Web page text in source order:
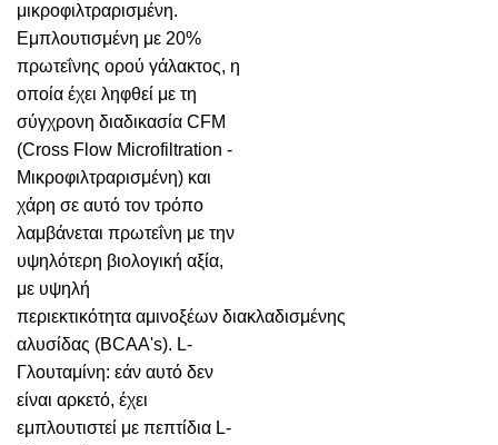
μικροφιλτραρισμένη.
Εμπλουτισμένη με 20%
πρωτεΐνης ορού γάλακτος, η
οποία έχει ληφθεί με τη
σύγχρονη διαδικασία CFM
(Cross Flow Microfiltration -
Μικροφιλτραρισμένη) και
χάρη σε αυτό τον τρόπο
λαμβάνεται πρωτεΐνη με την
υψηλότερη βιολογική αξία,
με υψηλή
περιεκτικότητα αμινοξέων διακλαδισμένης
αλυσίδας (BCAA's). L-
Γλουταμίνη: εάν αυτό δεν
είναι αρκετό, έχει
εμπλουτιστεί με πεπτίδια L-